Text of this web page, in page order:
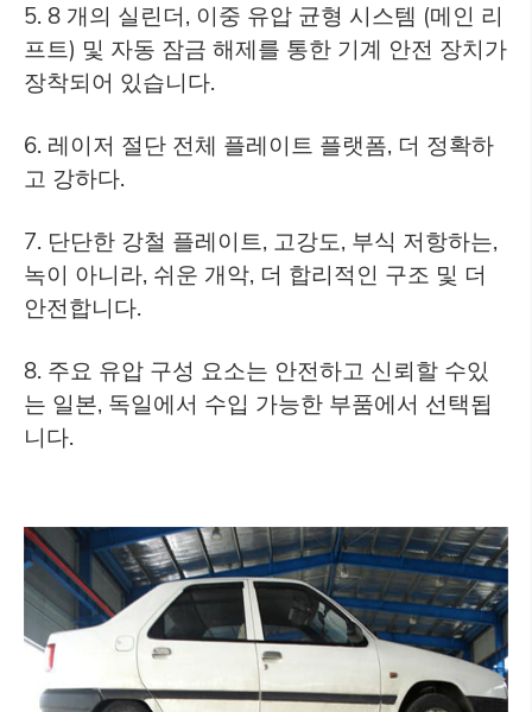
5. 8 개의 실린더, 이중 유압 균형 시스템 (메인 리
프트) 및 자동 잠금 해제를 통한 기계 안전 장치가
장착되어 있습니다.
6. 레이저 절단 전체 플레이트 플랫폼, 더 정확하
고 강하다.
7. 단단한 강철 플레이트, 고강도, 부식 저항하는,
녹이 아니라, 쉬운 개악, 더 합리적인 구조 및 더
안전합니다.
8. 주요 유압 구성 요소는 안전하고 신뢰할 수있
는 일본, 독일에서 수입 가능한 부품에서 선택됩
니다.